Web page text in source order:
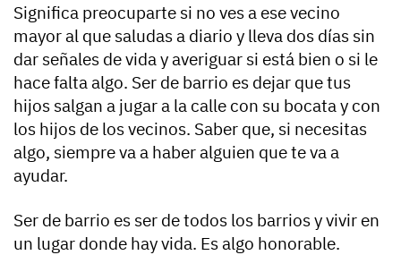
Significa preocuparte si no ves a ese vecino
mayor al que saludas a diario y lleva dos días sin
dar señales de vida y averiguar si está bien o si le
hace falta algo. Ser de barrio es dejar que tus
hijos salgan a jugar a la calle con su bocata y con
los hijos de los vecinos. Saber que, si necesitas
algo, siempre va a haber alguien que te va a
ayudar.
Ser de barrio es ser de todos los barrios y vivir en
un lugar donde hay vida. Es algo honorable.